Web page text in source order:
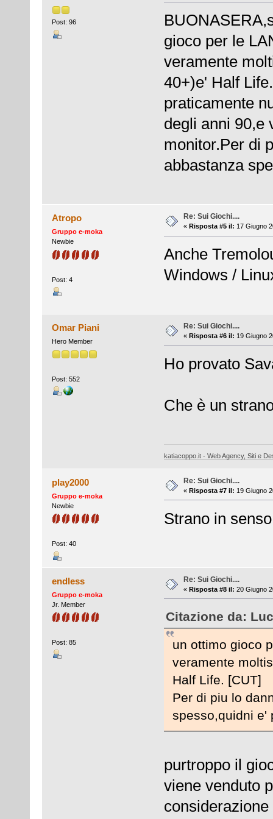
Post: 96
gioco per le
veramente
40+)e' Half
praticamente
degli anni 90,e
monitor.Per di
abbastanza
Atropo
Gruppo e-moka
Newbie
Post: 4
Re: Sui Giochi....
« Risposta #5 il: 17 Giugno
Anche
Windows /
Omar Piani
Hero Member
Post: 552
Re: Sui Giochi....
« Risposta #6 il: 19 Giugno
Ho provato
Che è un
katiacoppo.it - Web Agency, Siti e
play2000
Gruppo e-moka
Newbie
Post: 40
Re: Sui Giochi....
« Risposta #7 il: 19 Giugno
Strano in
endless
Gruppo e-moka
Jr. Member
Post: 85
Re: Sui Giochi....
« Risposta #8 il: 20 Giugno
Citazione da:
un ottimo gioco
veramente
Half Life. [CUT]
Per di piu lo
spesso,quidni e'
purtroppo il
viene venduto